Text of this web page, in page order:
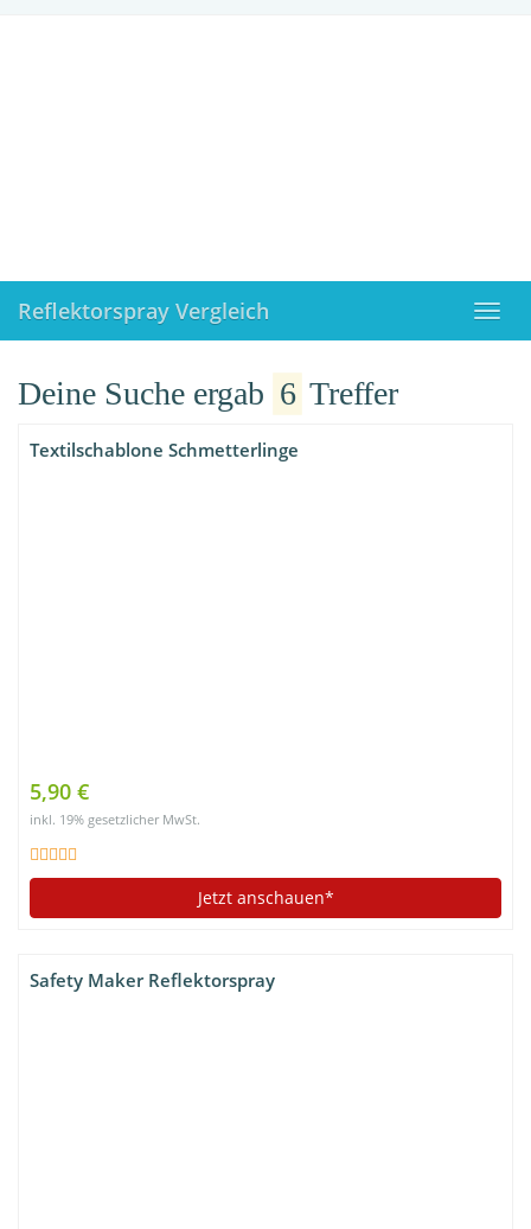
Reflektorspray Vergleich
Deine Suche ergab 6 Treffer
Textilschablone Schmetterlinge
5,90 €
inkl. 19% gesetzlicher MwSt.
Jetzt anschauen*
Safety Maker Reflektorspray